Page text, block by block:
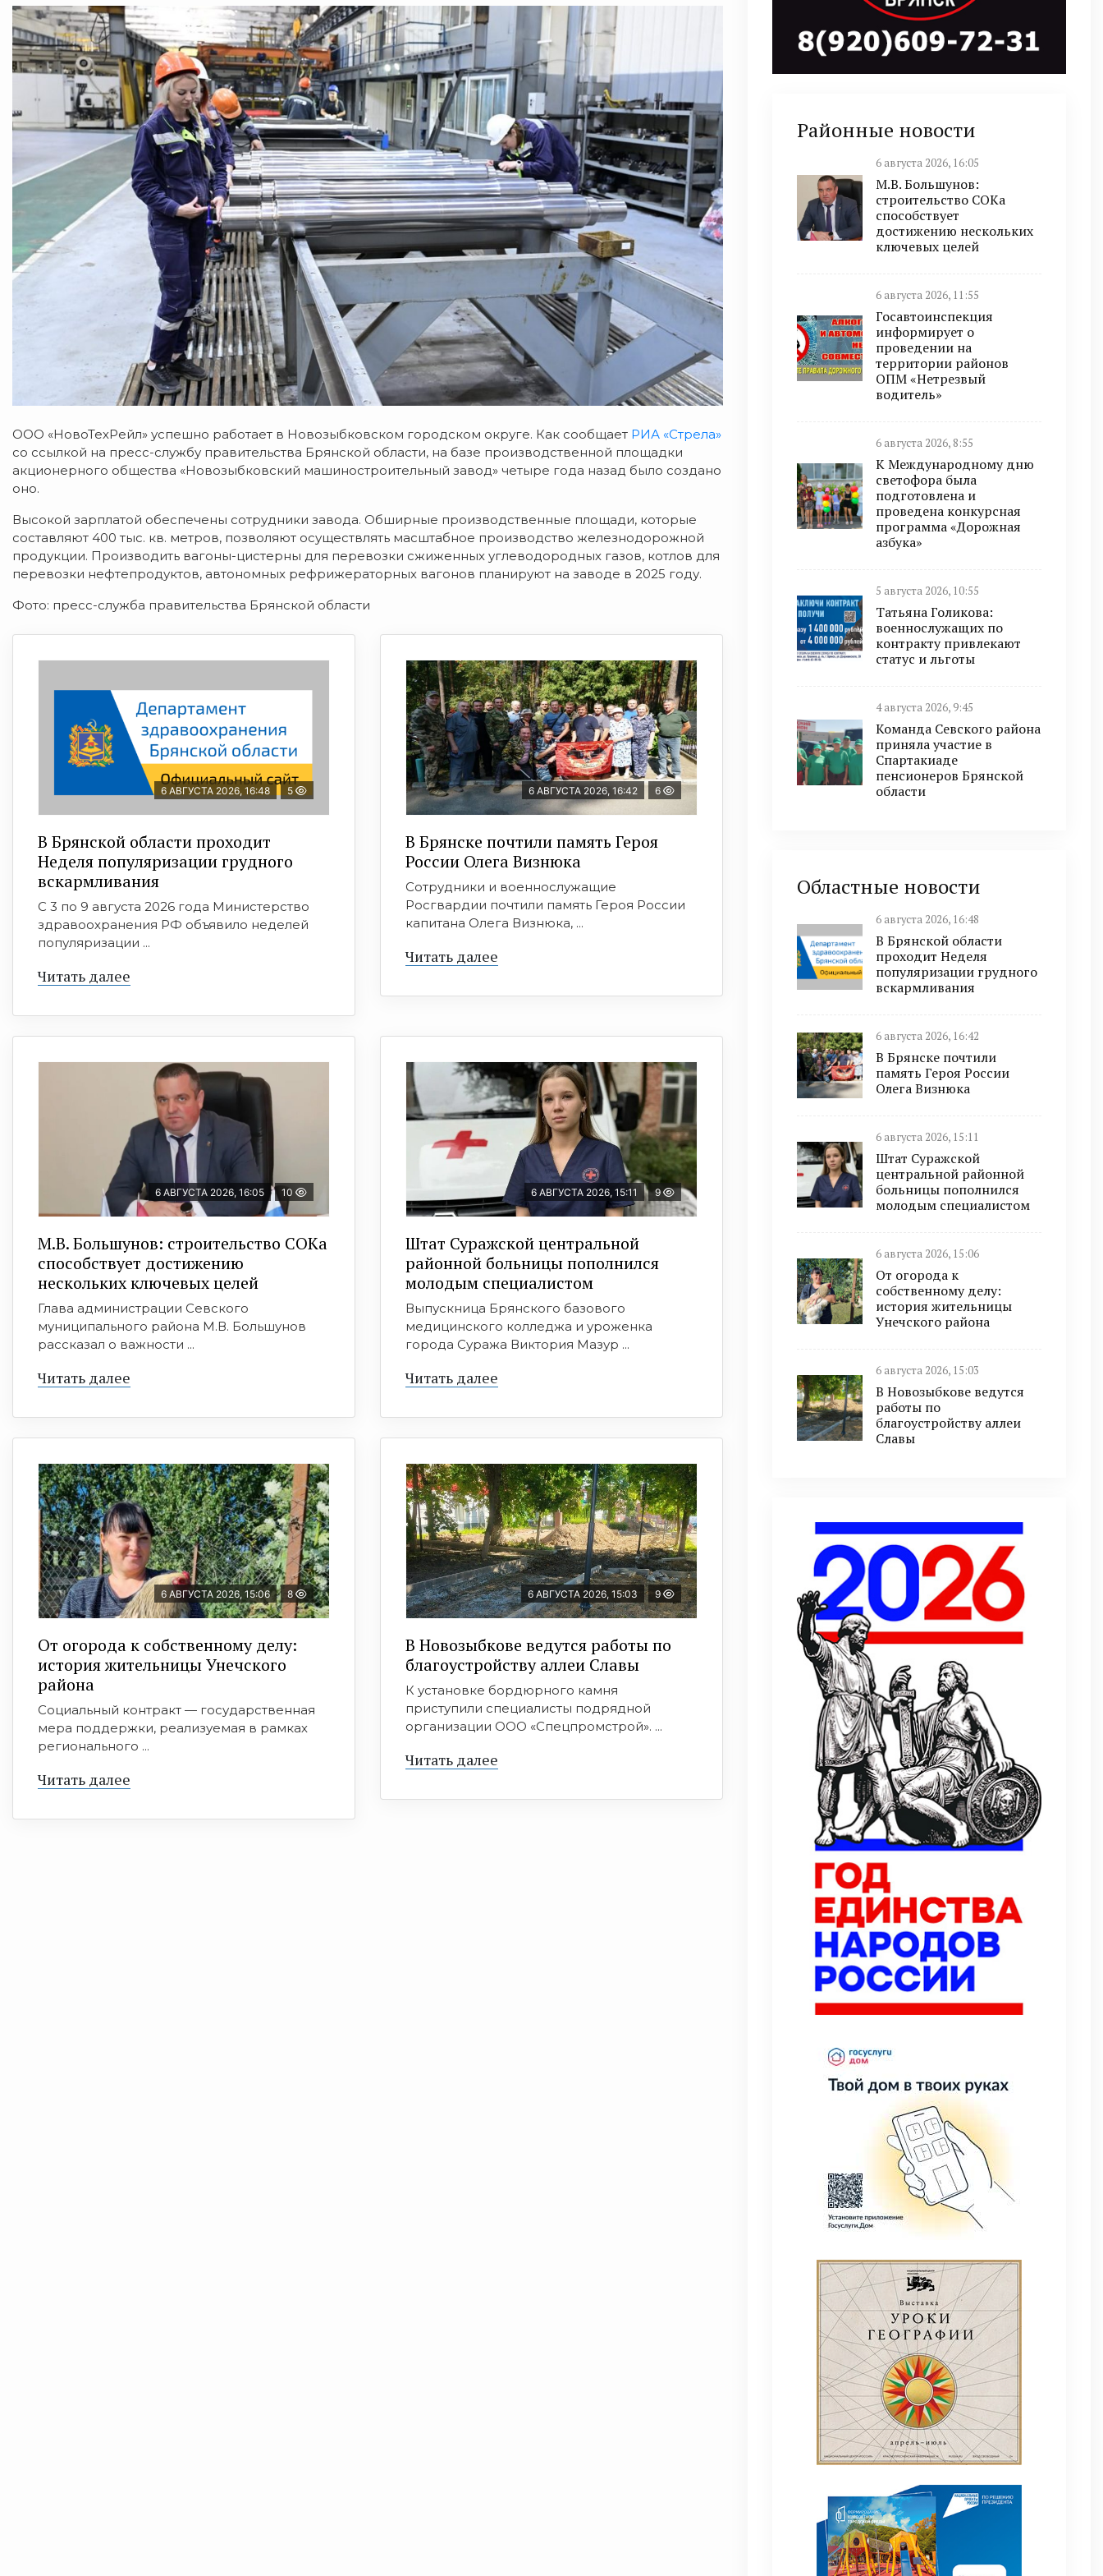
ООО «НовоТехРейл» успешно работает в Новозыбковском городском округе. Как сообщает РИА «Стрела»
со ссылкой на пресс-службу правительства Брянской области, на базе производственной площадки
акционерного общества «Новозыбковский машиностроительный завод» четыре года назад было создано
оно.
Высокой зарплатой обеспечены сотрудники завода. Обширные производственные площади, которые
составляют 400 тыс. кв. метров, позволяют осуществлять масштабное производство железнодорожной
продукции. Производить вагоны-цистерны для перевозки сжиженных углеводородных газов, котлов для
перевозки нефтепродуктов, автономных рефрижераторных вагонов планируют на заводе в 2025 году.
Фото: пресс-служба правительства Брянской области
6 АВГУСТА 2026, 16:48 5
В Брянской области проходит
Неделя популяризации грудного
вскармливания
С 3 по 9 августа 2026 года Министерство
здравоохранения РФ объявило неделей
популяризации ...
Читать далее
6 АВГУСТА 2026, 16:42 6
В Брянске почтили память Героя
России Олега Визнюка
Сотрудники и военнослужащие
Росгвардии почтили память Героя России
капитана Олега Визнюка, ...
Читать далее
6 АВГУСТА 2026, 16:05 10
М.В. Большунов: строительство СОКа
способствует достижению
нескольких ключевых целей
Глава администрации Севского
муниципального района М.В. Большунов
рассказал о важности ...
Читать далее
6 АВГУСТА 2026, 15:11 9
Штат Суражской центральной
районной больницы пополнился
молодым специалистом
Выпускница Брянского базового
медицинского колледжа и уроженка
города Суража Виктория Мазур ...
Читать далее
6 АВГУСТА 2026, 15:06 8
От огорода к собственному делу:
история жительницы Унечского
района
Социальный контракт — государственная
мера поддержки, реализуемая в рамках
регионального ...
Читать далее
6 АВГУСТА 2026, 15:03 9
В Новозыбкове ведутся работы по
благоустройству аллеи Славы
К установке бордюрного камня
приступили специалисты подрядной
организации ООО «Спецпромстрой». ...
Читать далее
Районные новости
6 августа 2026, 16:05
М.В. Большунов:
строительство СОКа
способствует
достижению нескольких
ключевых целей
6 августа 2026, 11:55
Госавтоинспекция
информирует о
проведении на
территории районов
ОПМ «Нетрезвый
водитель»
6 августа 2026, 8:55
К Международному дню
светофора была
подготовлена и
проведена конкурсная
программа «Дорожная
азбука»
5 августа 2026, 10:55
Татьяна Голикова:
военнослужащих по
контракту привлекают
статус и льготы
4 августа 2026, 9:45
Команда Севского района
приняла участие в
Спартакиаде
пенсионеров Брянской
области
Областные новости
6 августа 2026, 16:48
В Брянской области
проходит Неделя
популяризации грудного
вскармливания
6 августа 2026, 16:42
В Брянске почтили
память Героя России
Олега Визнюка
6 августа 2026, 15:11
Штат Суражской
центральной районной
больницы пополнился
молодым специалистом
6 августа 2026, 15:06
От огорода к
собственному делу:
история жительницы
Унечского района
6 августа 2026, 15:03
В Новозыбкове ведутся
работы по
благоустройству аллеи
Славы